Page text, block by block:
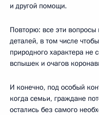
и другой помощи.
Повторю: все эти
деталей, в том числе
природного характера не
вспышек и очагов
И конечно, под особый
когда семьи, граждане
остались без самого